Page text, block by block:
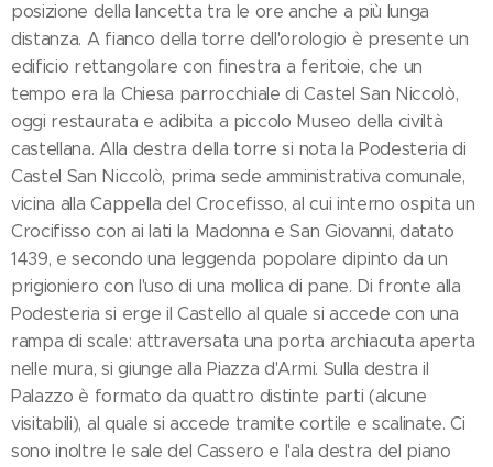
posizione della lancetta tra le ore anche a più lunga
distanza. A fianco della torre dell'orologio è presente un
edificio rettangolare con finestra a feritoie, che un
tempo era la Chiesa parrocchiale di Castel San Niccolò,
oggi restaurata e adibita a piccolo Museo della civiltà
castellana. Alla destra della torre si nota la Podesteria di
Castel San Niccolò, prima sede amministrativa comunale,
vicina alla Cappella del Crocefisso, al cui interno ospita un
Crocifisso con ai lati la Madonna e San Giovanni, datato
1439, e secondo una leggenda popolare dipinto da un
prigioniero con l'uso di una mollica di pane. Di fronte alla
Podesteria si erge il Castello al quale si accede con una
rampa di scale: attraversata una porta archiacuta aperta
nelle mura, si giunge alla Piazza d'Armi. Sulla destra il
Palazzo è formato da quattro distinte parti (alcune
visitabili), al quale si accede tramite cortile e scalinate. Ci
sono inoltre le sale del Cassero e l'ala destra del piano